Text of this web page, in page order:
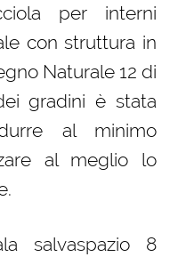
per interni
con struttura in
Naturale 12 di
gradini è stata
al minimo
al meglio lo
salvaspazio 8